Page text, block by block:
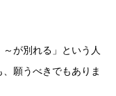
が別れる」という人
願うべきでもありま